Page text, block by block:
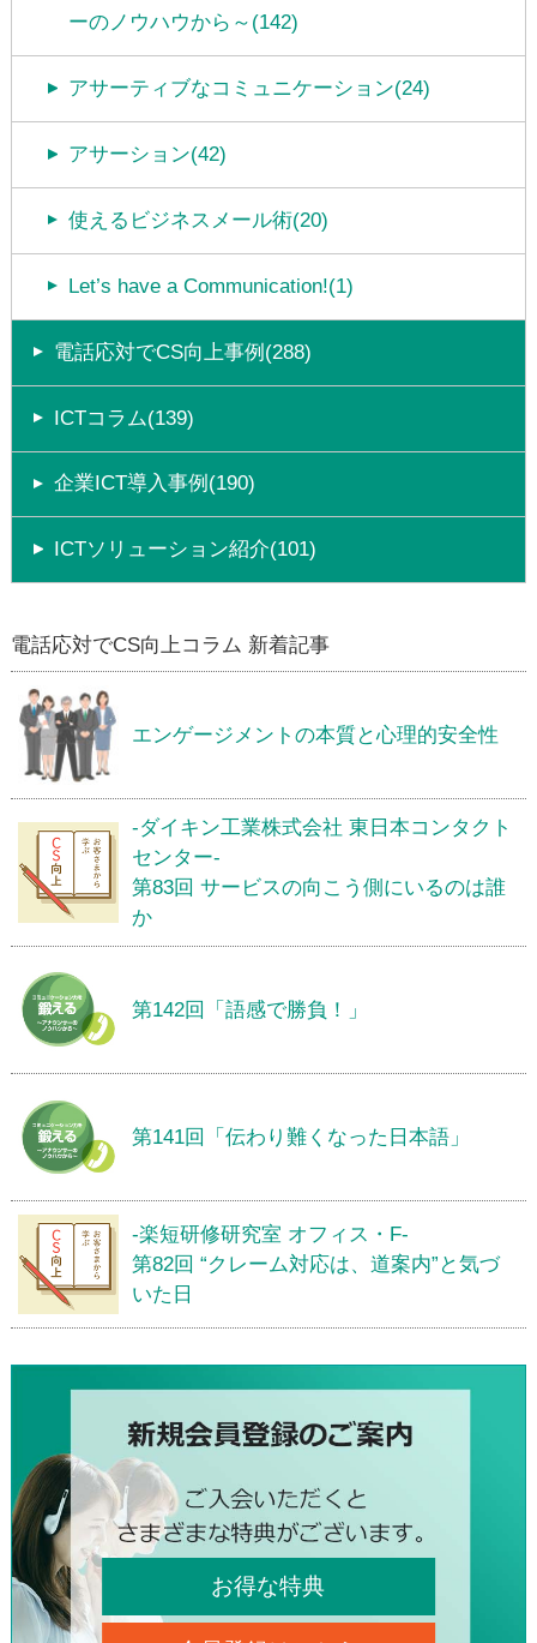
ーのノウハウから～(142)
アサーティブなコミュニケーション(24)
アサーション(42)
使えるビジネスメール術(20)
Let’s have a Communication!(1)
電話応対でCS向上事例(288)
ICTコラム(139)
企業ICT導入事例(190)
ICTソリューション紹介(101)
電話応対でCS向上コラム 新着記事
エンゲージメントの本質と心理的安全性
-ダイキン工業株式会社 東日本コンタクト
センター-
第83回 サービスの向こう側にいるのは誰
か
第142回「語感で勝負！」
第141回「伝わり難くなった日本語」
-楽短研修研究室 オフィス・F-
第82回 “クレーム対応は、道案内”と気づ
いた日
お得な特典